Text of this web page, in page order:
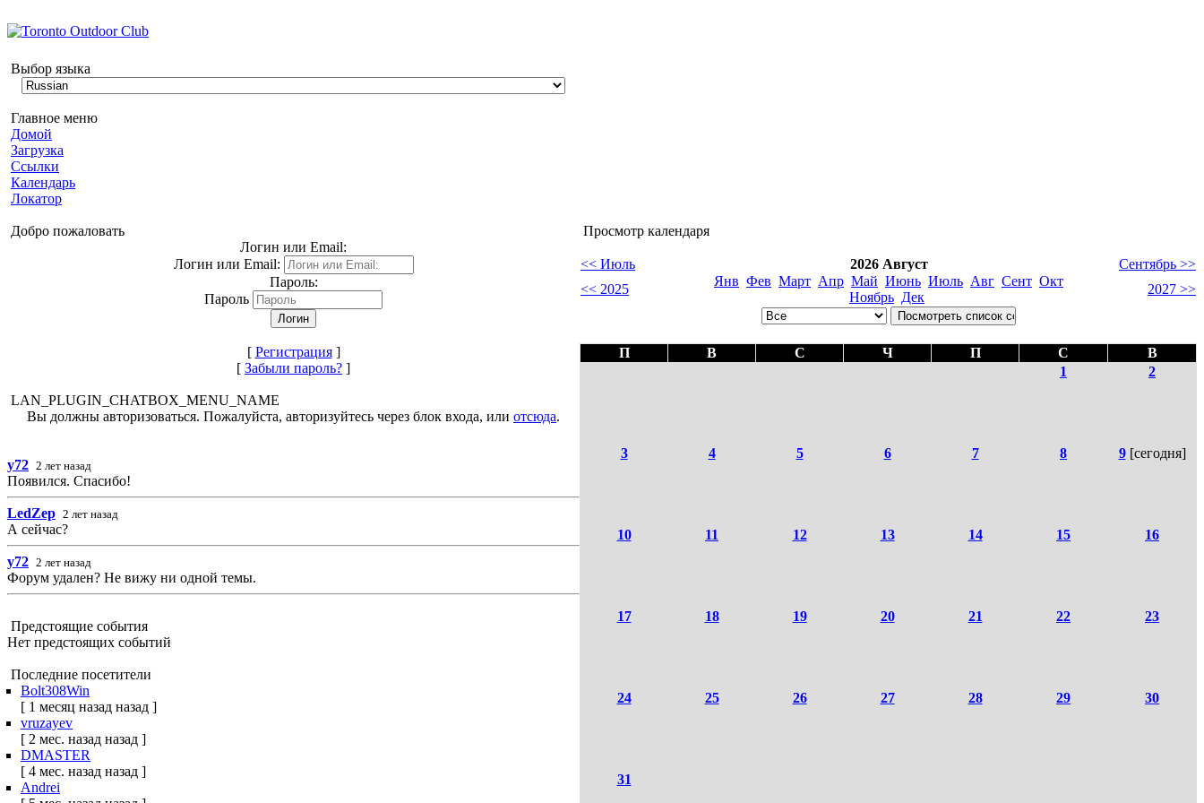
Выбор языка
Главное меню
Домой
Загрузка
Ссылки
Календарь
Локатор
Добро пожаловать
Логин или Email:
Логин или Email:
Пароль:
Пароль
[ Регистрация]
[ Забыли пароль? ]
LAN_PLUGIN_CHATBOX_MENU_NAME
Вы должны авторизоваться. Пожалуйста, авторизуйтесь через блок входа, или отсюда.
y72 2 лет назад
Появился. Спасибо!
LedZep 2 лет назад
А сейчас?
y72 2 лет назад
Форум удален? Не вижу ни одной темы.
Предстоящие события
Нет предстоящих событий
Последние посетители
Bolt308Win
[ 1 месяц назад назад ]
vruzayev
[ 2 мес. назад назад ]
DMASTER
[ 4 мес. назад назад ]
Andrei
Просмотр календаря
<< Июль 2026 Август
Сентябрь >>
<< 2025
Янв Фев Март Апр Май Июнь Июль Авг Сент Окт
Ноябрь Дек
2027 >>
П В С Ч П С
В
1
2
3 4 5 6 7 8 9 [сегодня]
10 11 12 13 14 15 16
17 18 19 20 21 22 23
24 25 26 27 28 29 30
31